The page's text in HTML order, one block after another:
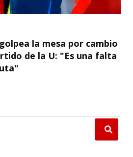
la mesa por cambio
de la U: "Es una falta